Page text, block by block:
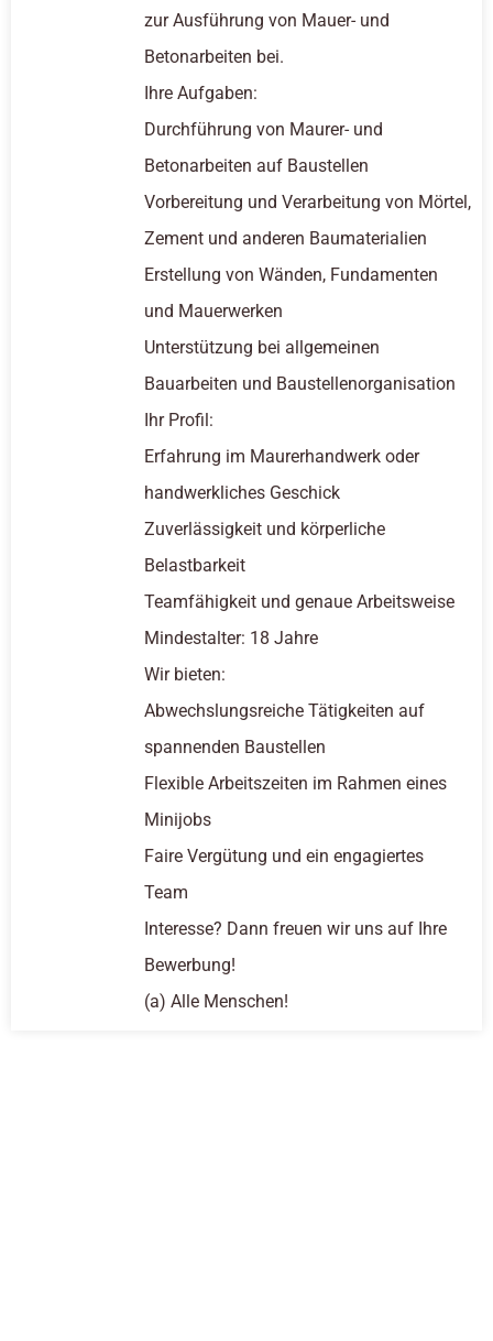
zur Ausführung von Mauer- und
Betonarbeiten bei.
Ihre Aufgaben:
Durchführung von Maurer- und
Betonarbeiten auf Baustellen
Vorbereitung und Verarbeitung von Mörtel,
Zement und anderen Baumaterialien
Erstellung von Wänden, Fundamenten
und Mauerwerken
Unterstützung bei allgemeinen
Bauarbeiten und Baustellenorganisation
Ihr Profil:
Erfahrung im Maurerhandwerk oder
handwerkliches Geschick
Zuverlässigkeit und körperliche
Belastbarkeit
Teamfähigkeit und genaue Arbeitsweise
Mindestalter: 18 Jahre
Wir bieten:
Abwechslungsreiche Tätigkeiten auf
spannenden Baustellen
Flexible Arbeitszeiten im Rahmen eines
Minijobs
Faire Vergütung und ein engagiertes
Team
Interesse? Dann freuen wir uns auf Ihre
Bewerbung!
(a) Alle Menschen!